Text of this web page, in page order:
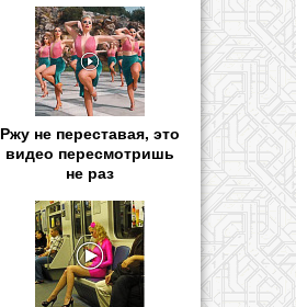
Ржу не переставая, это
видео пересмотришь
не раз